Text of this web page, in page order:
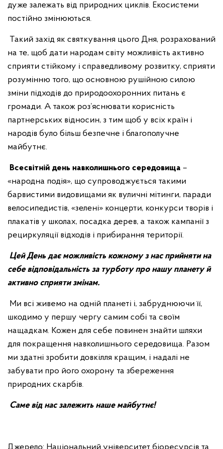
дуже залежать від природних циклів. Екосистеми
постійно змінюються.
Такий захід як святкування цього Дня, розрахований
на те, щоб дати народам світу можливість активно
сприяти стійкому і справедливому розвитку, сприяти
розумінню того, що основною рушійною силою
зміни підходів до природоохоронних питань є
громади. А також роз’яснювати корисність
партнерських відносин, з тим щоб у всіх країн і
народів було більш безпечне і благополучне
майбутнє.
Всесвітній день навколишнього середовища –
«народна подія», що супроводжується такими
барвистими видовищами як вуличні мітинги, паради
велосипедистів, «зелені» концерти, конкурси творів і
плакатів у школах, посадка дерев, а також кампанії з
рециркуляції відходів і прибирання території.
Цей День дає можливість кожному з нас прийняти на
себе відповідальність за турботу про нашу планету й
активно сприяти змінам.
Ми всі живемо на одній планеті і, забруднюючи її,
шкодимо у першу чергу самим собі та своїм
нащадкам. Кожен для себе повинен знайти шляхи
для покращення навколишнього середовища. Разом
ми здатні зробити довкілля кращим, і надалі не
забувати про його охорону та збереження
природних скарбів.
Саме від нас залежить наше майбутнє!